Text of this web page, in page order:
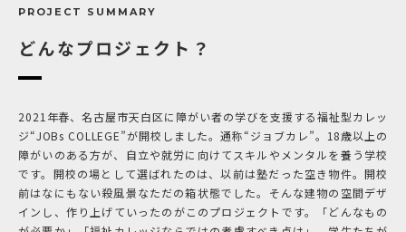
PROJECT SUMMARY
どんなプロジェクト？
2021年春、名古屋市天白区に障がい者の学びを支援する福祉型カレッ
ジ“JOBs COLLEGE”が開校しました。通称“ジョブカレ”。18歳以上の
障がいのある方が、自立や就労に向けてスキルやメンタルを養う学校
です。開校の場として選ばれたのは、以前は塾だった空き物件。開校
前はなにもない殺風景なただの箱状態でした。そんな建物の空間デザ
インし、作り上げていったのがこのプロジェクトです。「どんなもの